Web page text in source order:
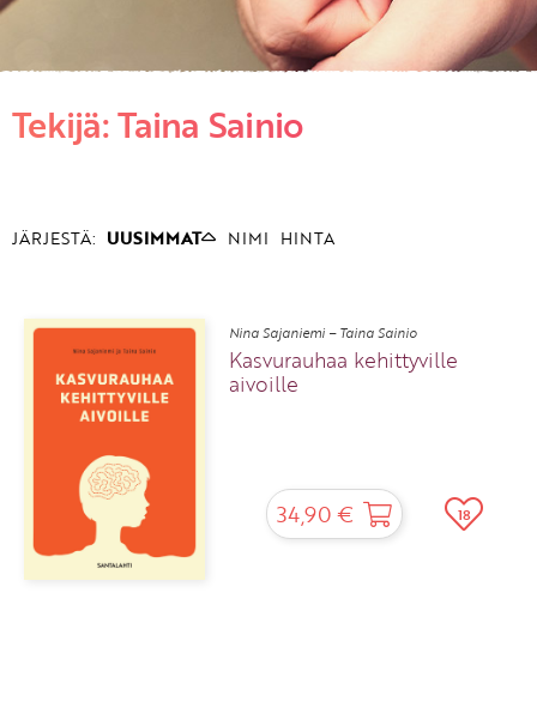
KIRJAUDU SISÄÄN
Etkö ole vielä asiakkaamme?
Tekijä: Taina Sainio
JÄRJESTÄ: UUSIMMAT NIMI HINTA
Nina Sajaniemi – Taina Sainio
Kasvurauhaa kehittyville
aivoille
34,90 € 18